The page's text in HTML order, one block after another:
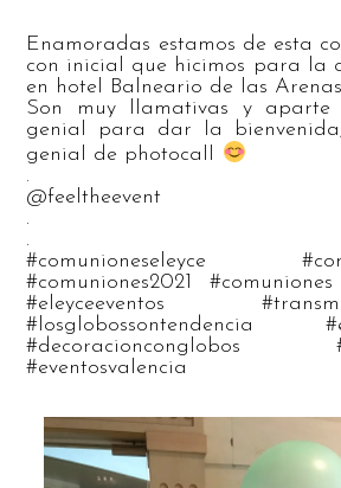
Enamoradas estamos de esta
con inicial que hicimos para la
en hotel Balneario de las
Son muy llamativas y aparte
genial para dar la
genial de photocall
.
@feeltheevent
.
.
#comunioneseleyce
#comuniones2021
#eleyceeventos
#losglobossontendencia
#decoracionconglobos
#eventosvalencia